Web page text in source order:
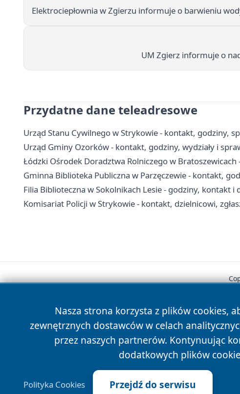
Elektrociepłownia w Zgierzu informuje o barwieniu
UM Zgierz informuje o
Przydatne dane teleadresowe
Urząd Stanu Cywilnego w Strykowie - kontakt, godziny,
Urząd Gminy Ozorków - kontakt, godziny, wydziały i
Łódzki Ośrodek Doradztwa Rolniczego w
Gminna Biblioteka Publiczna w Parzęczewie - kontakt,
Filia Biblioteczna w Sokolnikach Lesie - godziny, kontakt i
Komisariat Policji w Strykowie - kontakt, dzielnicowi,
Nasza strona korzysta z plików cookies,
zewnętrznych dostawców w celach
przez naszych partnerów. Kontynuując
dodatkowych plików
Polityka Cookies Przejdź do serwisu
News